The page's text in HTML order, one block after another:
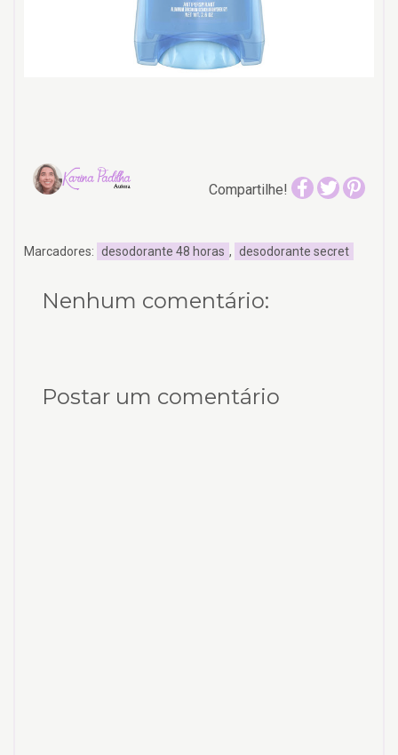
Compartilhe!
Marcadores: desodorante 48 horas , desodorante secret
Nenhum comentário:
Postar um comentário